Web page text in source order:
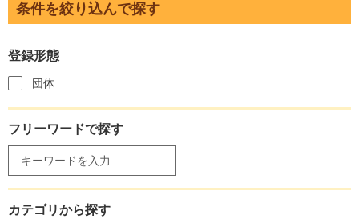
条件を絞り込んで探す
登録形態
団体
フリーワードで探す
カテゴリから探す